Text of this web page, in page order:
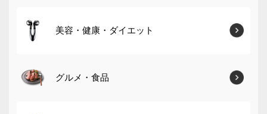
美容・健康・ダイエット
グルメ・食品